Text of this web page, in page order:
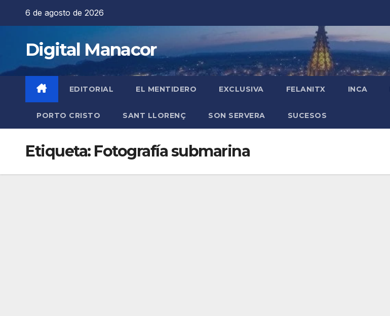
6 de agosto de 2026
Digital Manacor
EDITORIAL EL MENTIDERO EXCLUSIVA FELANITX INCA
PORTO CRISTO SANT LLORENÇ SON SERVERA SUCESOS
Etiqueta: Fotografía submarina